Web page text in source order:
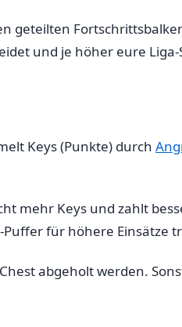
geteilten
und je höher eure
Keys (Punkte) durch
mehr Keys und zahlt
für höhere Einsätze
abgeholt werden.